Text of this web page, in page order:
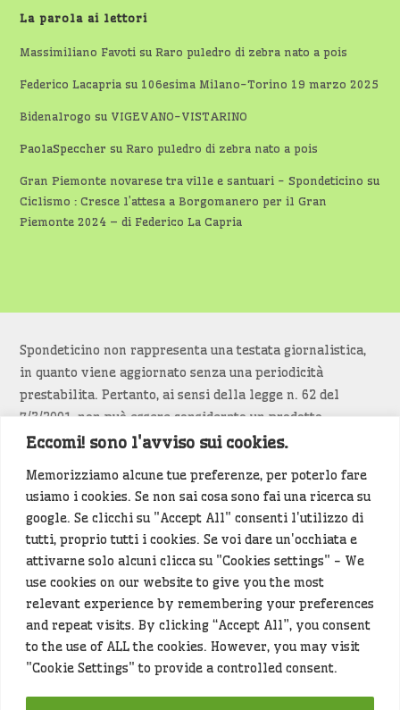
Eccomi! sono l'avviso sui cookies.
Memorizziamo alcune tue preferenze, per poterlo fare
usiamo i cookies. Se non sai cosa sono fai una ricerca su
google. Se clicchi su "Accept All" consenti l'utilizzo di
tutti, proprio tutti i cookies. Se voi dare un'occhiata e
attivarne solo alcuni clicca su "Cookies settings" - We
use cookies on our website to give you the most
relevant experience by remembering your preferences
and repeat visits. By clicking “Accept All”, you consent
to the use of ALL the cookies. However, you may visit
"Cookie Settings" to provide a controlled consent.
La parola ai lettori
Massimiliano Favoti suRaro puledro di zebra nato a pois
Federico Lacapria su 106esima Milano-Torino 19 marzo 2025
Bidenalrogo su VIGEVANO-VISTARINO
PaolaSpeccher suRaro puledro di zebra nato a pois
Gran Piemonte novarese tra ville e santuari - Spondeticino su
Ciclismo : Cresce l’attesa a Borgomanero per il Gran
Piemonte 2024 – di Federico La Capria
Spondeticino non rappresenta una testata giornalistica,
in quanto viene aggiornato senza una periodicità
prestabilita. Pertanto, ai sensi della legge n. 62 del
7/3/2001, non può essere considerato un prodotto
editoriale.
Siamo attenti a non violare copyright e diritti
d’immagine. Se un contenuto è di tua proprietà e vuoi
richiederne la rimozionediccelo(<- clicca per inviarci un
messaggio).
Alcuni articoli sono generati in bozza rielaborando, con
l'intelligenza artificiale generativa, contenuti
provenienti da fonti istituzionali e altri siti di interesse
locale. Prima della pubblicazioni l'articolo viene
controllato dalla redazione.